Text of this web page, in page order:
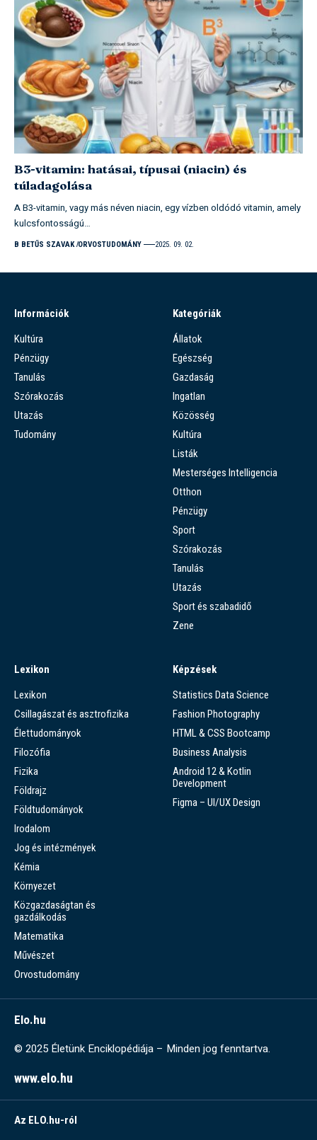
B3-vitamin: hatásai, típusai (niacin) és
túladagolása
A B3-vitamin, vagy más néven niacin, egy vízben oldódó vitamin, amely
kulcsfontosságú…
B BETŰS SZAVAK ORVOSTUDOMÁNY 2025. 09. 02.
Információk
Kultúra
Pénzügy
Tanulás
Szórakozás
Utazás
Tudomány
Kategóriák
Állatok
Egészség
Gazdaság
Ingatlan
Közösség
Kultúra
Listák
Mesterséges Intelligencia
Otthon
Pénzügy
Sport
Szórakozás
Tanulás
Utazás
Sport és szabadidő
Zene
Lexikon
Lexikon
Csillagászat és asztrofizika
Élettudományok
Filozófia
Fizika
Földrajz
Földtudományok
Irodalom
Jog és intézmények
Kémia
Környezet
Közgazdaságtan és
gazdálkodás
Matematika
Művészet
Orvostudomány
Képzések
Statistics Data Science
Fashion Photography
HTML & CSS Bootcamp
Business Analysis
Android 12 & Kotlin
Development
Figma – UI/UX Design
Elo.hu
© 2025 Életünk Enciklopédiája – Minden jog fenntartva.
www.elo.hu
Az ELO.hu-ról